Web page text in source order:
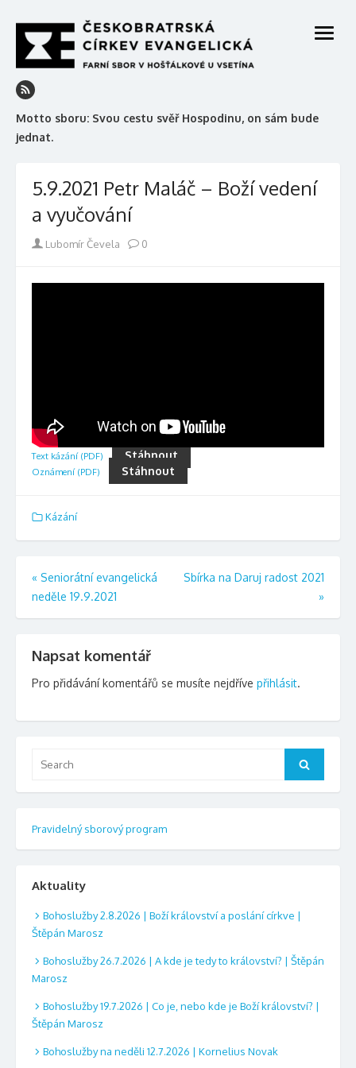
to
content
Motto sboru: Svou cestu svěř Hospodinu, on sám bude
jednat.
open
5.9.2021 Petr Maláč – Boží vedení
a vyučování
Author
Lubomír Čevela 0
Text kázání (PDF) Stáhnout
Oznámení (PDF) Stáhnout
Kázání
Navigace
pro
« Seniorátní evangelická
neděle 19.9.2021
Sbírka na Daruj radost 2021
»
Napsat komentář
Pro přidávání komentářů se musíte nejdříve přihlásit.
Search
Pravidelný sborový program
Aktuality
Bohoslužby 2.8.2026 | Boží království a poslání církve |
Štěpán Marosz
Bohoslužby 26.7.2026 | A kde je tedy to království? | Štěpán
Marosz
Bohoslužby 19.7.2026 | Co je, nebo kde je Boží království? |
Štěpán Marosz
Bohoslužby na neděli 12.7.2026 | Kornelius Novak